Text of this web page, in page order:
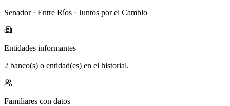
Senador · Entre Ríos · Juntos por el Cambio
Entidades informantes
2 banco(s) o entidad(es) en el historial.
Familiares con datos